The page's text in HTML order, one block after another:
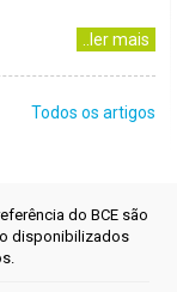
..ler mais
Todos os artigos
do BCE são
disponibilizados